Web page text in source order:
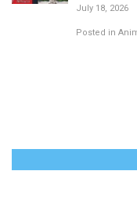
July 18, 2026
Posted in